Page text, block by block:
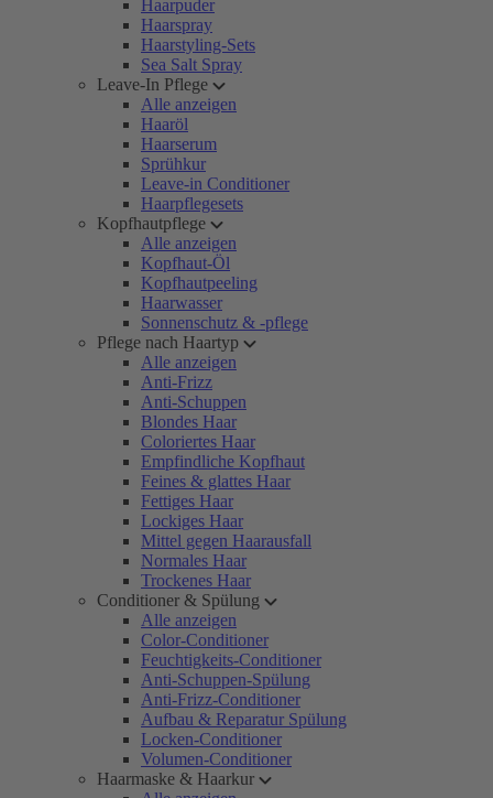
Haarpuder
Haarspray
Haarstyling-Sets
Sea Salt Spray
Leave-In Pflege
Alle anzeigen
Haaröl
Haarserum
Sprühkur
Leave-in Conditioner
Haarpflegesets
Kopfhautpflege
Alle anzeigen
Kopfhaut-Öl
Kopfhautpeeling
Haarwasser
Sonnenschutz & -pflege
Pflege nach Haartyp
Alle anzeigen
Anti-Frizz
Anti-Schuppen
Blondes Haar
Coloriertes Haar
Empfindliche Kopfhaut
Feines & glattes Haar
Fettiges Haar
Lockiges Haar
Mittel gegen Haarausfall
Normales Haar
Trockenes Haar
Conditioner & Spülung
Alle anzeigen
Color-Conditioner
Feuchtigkeits-Conditioner
Anti-Schuppen-Spülung
Anti-Frizz-Conditioner
Aufbau & Reparatur Spülung
Locken-Conditioner
Volumen-Conditioner
Haarmaske & Haarkur